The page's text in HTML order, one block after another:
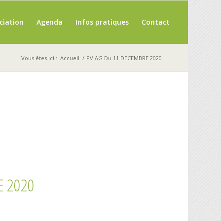
Agenda Infos pratiques Contact
Vous êtes ici : Accueil / PV AG Du 11 DECEMBRE 2020
2020